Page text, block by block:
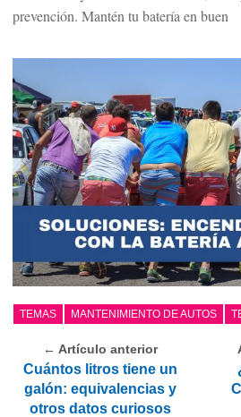
prevención. Mantén tu batería en buen
TEMAS MANTENIMIENTO DE AUTOS
← Artículo anterior
Cuántos litros tiene un
galón: equivalencias y
otros datos curiosos